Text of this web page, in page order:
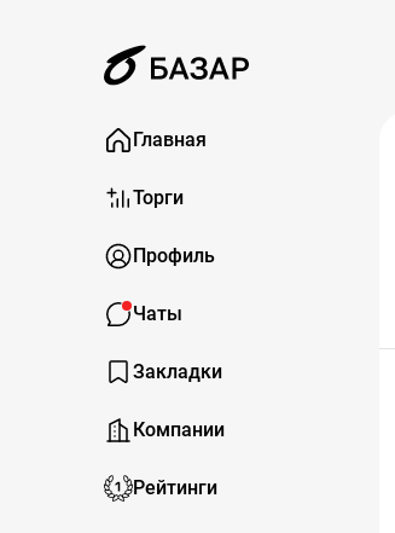
Главная
Торги
Профиль
Чаты
Закладки
Компании
Рейтинги